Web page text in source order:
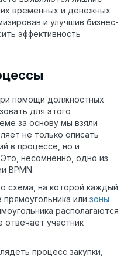
временных и денежных
и улучшив бизнес-
эффективность
помощи должностных
для этого
за основу мы взяли
не только описать
в процессе, но и
несомненно, одно из
BPMN.
схема, на которой каждый
или зоны
располагаются
отвечает участник
процесс закупки,